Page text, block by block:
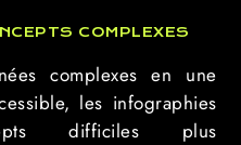
COMPLEXES
complexes en une
les infographies
difficiles plus